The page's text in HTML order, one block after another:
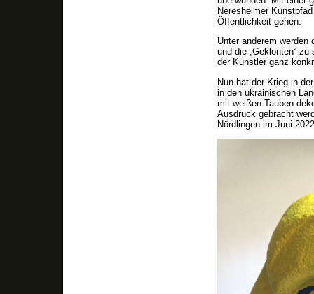
Neresheimer
Öffentlichkeit gehen.
Unter anderem werden
und die „Geklonten“
der Künstler ganz
Nun hat der Krieg in
in den ukrainischen
mit weißen Tauben
Ausdruck gebracht
Nördlingen im Juni